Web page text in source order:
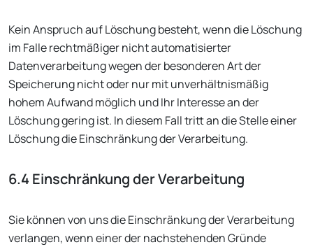
Kein Anspruch auf Löschung besteht, wenn die Löschung
im Falle rechtmäßiger nicht automatisierter
Datenverarbeitung wegen der besonderen Art der
Speicherung nicht oder nur mit unverhältnismäßig
hohem Aufwand möglich und Ihr Interesse an der
Löschung gering ist. In diesem Fall tritt an die Stelle einer
Löschung die Einschränkung der Verarbeitung.
6.4 Einschränkung der Verarbeitung
Sie können von uns die Einschränkung der Verarbeitung
verlangen, wenn einer der nachstehenden Gründe